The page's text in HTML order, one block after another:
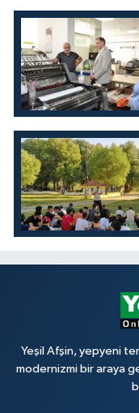
Yeşil Afşin, yepyeni
modernizmi bir araya